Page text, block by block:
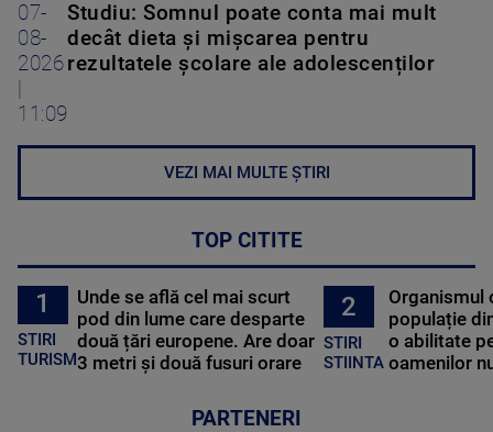
07-
08-
2026
11:09
Studiu: Somnul poate conta mai mult
decât dieta și mișcarea pentru
rezultatele școlare ale adolescenților
VEZI MAI MULTE ȘTIRI
TOP CITITE
1
STIRI
TURISM
Unde se află cel mai scurt
pod din lume care desparte
două țări europene. Are doar
3 metri și două fusuri orare
2
STIRI
STIINTA
Organismul
populație
o abilitate
oamenilor
PARTENERI